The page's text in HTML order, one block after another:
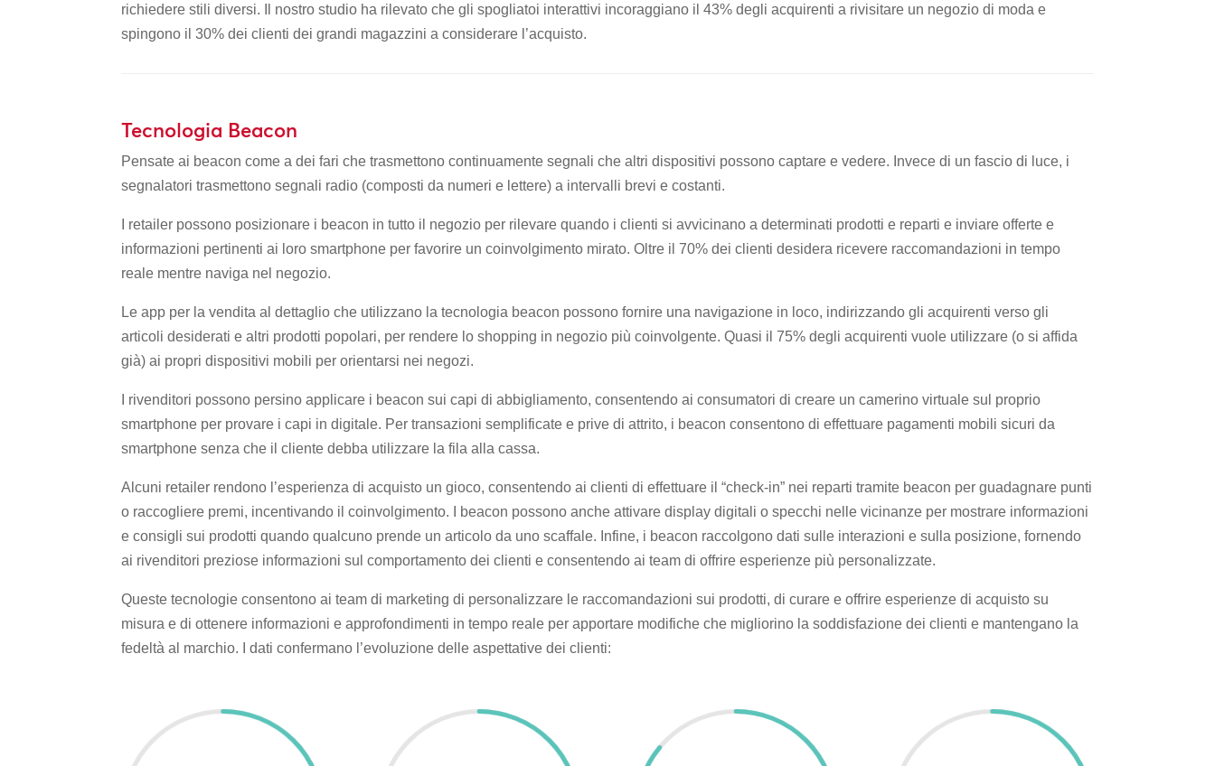
richiedere stili diversi. Il nostro studio ha rilevato che gli spogliatoi interattivi incoraggiano il 43% degli acquirenti a rivisitare un negozio di moda e
spingono il 30% dei clienti dei grandi magazzini a considerare l’acquisto.
Tecnologia Beacon
Pensate ai beacon come a dei fari che trasmettono continuamente segnali che altri dispositivi possono captare e vedere. Invece di un fascio di luce, i
segnalatori trasmettono segnali radio (composti da numeri e lettere) a intervalli brevi e costanti.
I retailer possono posizionare i beacon in tutto il negozio per rilevare quando i clienti si avvicinano a determinati prodotti e reparti e inviare offerte e
informazioni pertinenti ai loro smartphone per favorire un coinvolgimento mirato. Oltre il 70% dei clienti desidera ricevere raccomandazioni in tempo
reale mentre naviga nel negozio.
Le app per la vendita al dettaglio che utilizzano la tecnologia beacon possono fornire una navigazione in loco, indirizzando gli acquirenti verso gli
articoli desiderati e altri prodotti popolari, per rendere lo shopping in negozio più coinvolgente. Quasi il 75% degli acquirenti vuole utilizzare (o si affida
già) ai propri dispositivi mobili per orientarsi nei negozi.
I rivenditori possono persino applicare i beacon sui capi di abbigliamento, consentendo ai consumatori di creare un camerino virtuale sul proprio
smartphone per provare i capi in digitale. Per transazioni semplificate e prive di attrito, i beacon consentono di effettuare pagamenti mobili sicuri da
smartphone senza che il cliente debba utilizzare la fila alla cassa.
Alcuni retailer rendono l’esperienza di acquisto un gioco, consentendo ai clienti di effettuare il “check-in” nei reparti tramite beacon per guadagnare punti
o raccogliere premi, incentivando il coinvolgimento. I beacon possono anche attivare display digitali o specchi nelle vicinanze per mostrare informazioni
e consigli sui prodotti quando qualcuno prende un articolo da uno scaffale. Infine, i beacon raccolgono dati sulle interazioni e sulla posizione, fornendo
ai rivenditori preziose informazioni sul comportamento dei clienti e consentendo ai team di offrire esperienze più personalizzate.
Queste tecnologie consentono ai team di marketing di personalizzare le raccomandazioni sui prodotti, di curare e offrire esperienze di acquisto su
misura e di ottenere informazioni e approfondimenti in tempo reale per apportare modifiche che migliorino la soddisfazione dei clienti e mantengano la
fedeltà al marchio. I dati confermano l’evoluzione delle aspettative dei clienti: